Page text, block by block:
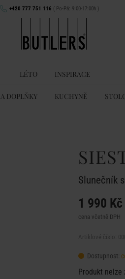
+420 777 751 116 ( Po-Pá: 9:00-17:00h )
LÉTO INSPIRACE
DOPLŇKY KUCHYNĚ
Slunečník
1 990 Kč
cena včetně DPH
Dostupnost:
Produkt nelze